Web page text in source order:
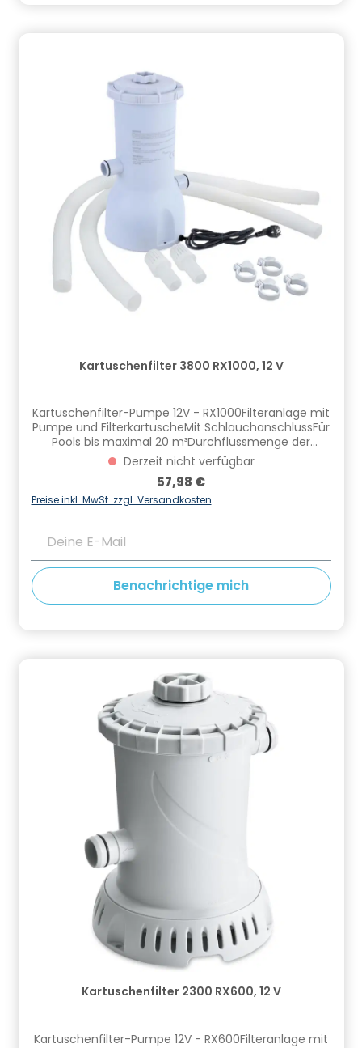
Kartuschenfilter 3800 RX1000, 12 V
Kartuschenfilter-Pumpe 12V - RX1000Filteranlage mit
Pumpe und FilterkartuscheMit SchlauchanschlussFür
Pools bis maximal 20 m³Durchflussmenge der
Pumpe 3780 l/hLeicht zu reinigenAustauschbare
Filterkartuschen (ein Stück in Lieferumfang
enthalten)Technische Daten:Filterleistung: 3780
l/hStrom Anschluss. 230 VKabellänge 280
Informationen zur Produktsicherheit Hersteller/EU
Verantwortliche Person: CF Group Deutschland
GmbH, Bahnhofstraße 68, 73240 Wendlingen, DE,
info.de@cf.group, +4970244048100
Gefahrstoffhinweise (falls vorhanden):
Derzeit nicht verfügbar
Regulärer Preis:
57,98 €
Preise inkl. MwSt. zzgl. Versandkosten
Benachrichtige mich
Kartuschenfilter 2300 RX600, 12 V
Kartuschenfilter-Pumpe 12V - RX600Filteranlage mit